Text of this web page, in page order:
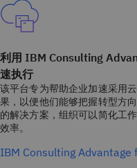
利用 IBM Consulting
速执行
该平台专为帮助企业加速采用
果，以便他们能够把握转型方
的解决方案，组织可以简化工
效率。
IBM Consulting